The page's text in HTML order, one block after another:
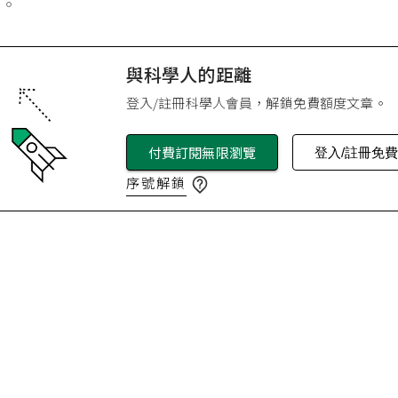
與科學人的距離
登入/註冊科學人會員，解鎖免費額度文章。
付費訂閱無限瀏覽 登入/註冊免
序號解鎖